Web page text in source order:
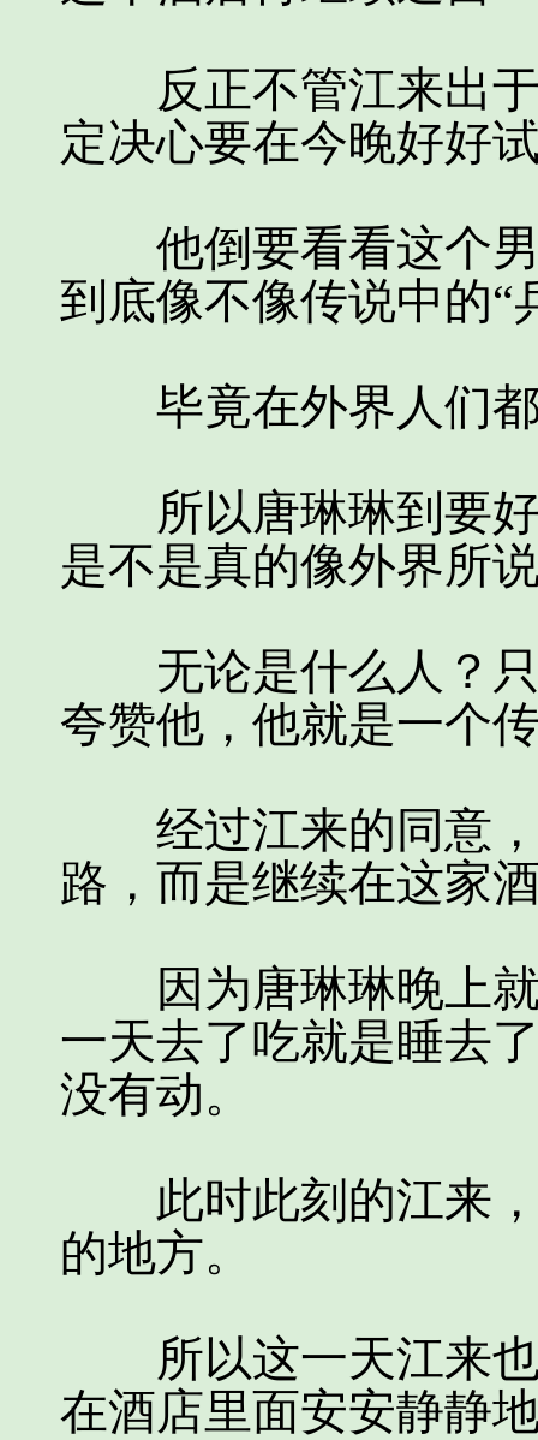
反正不管江来出于
定决心要在今晚好好
他倒要看看这个男
到底像不像传说中的“
毕竟在外界人们都
所以唐琳琳到要好
是不是真的像外界所
无论是什么人？只
夸赞他，他就是一个
经过江来的同意，
路，而是继续在这家
因为唐琳琳晚上就
一天去了吃就是睡去
没有动。
此时此刻的江来，
的地方。
所以这一天江来也
在酒店里面安安静静